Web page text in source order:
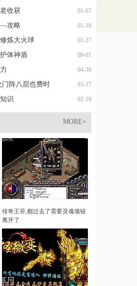
01-07
收获
01-16
攻略
01-27
炼大火球
09-01
体神盾
04-30
05-17
阵八层也费时
02-19
识
MORE+
传奇王菲,都过去了需要灵魂项链
离开了